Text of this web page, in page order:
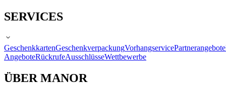
SERVICES
GeschenkkartenGeschenkverpackungVorhangservicePartnerangebote
AngeboteRückrufeAusschlüsseWettbewerbe
ÜBER MANOR